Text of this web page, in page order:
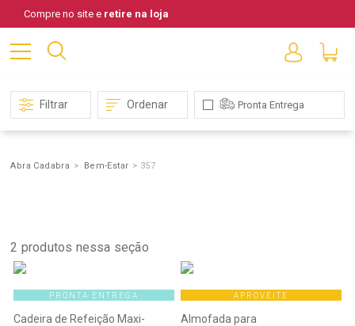
Compre no site e retire na loja
Abra Cadabra Bem-Estar 357
Filtrar Ordenar Pronta Entrega
2 produtos nessa seção
PRONTA ENTREGA
Cadeira de Refeição Maxi-
APROVEITE
Almofada para